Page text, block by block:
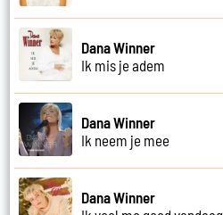
Dana Winner
Ik mis je adem
Dana Winner
Ik neem je mee
Dana Winner